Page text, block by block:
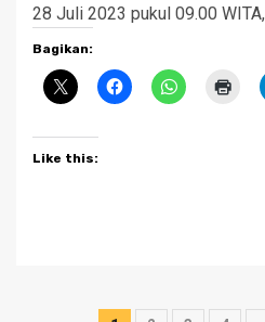
28 Juli 2023 pukul 09.00
Bagikan:
Like this: